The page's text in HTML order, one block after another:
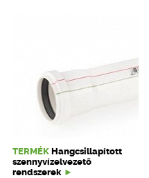
TERMÉK Hangcsillapított
szennyvízelvezető
rendszerek